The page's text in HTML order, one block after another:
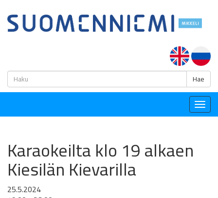
Hae
Karaokeilta klo 19 alkaen
Kiesilän Kievarilla
25.5.2024